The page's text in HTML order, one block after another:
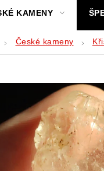
KAMENY
České kameny